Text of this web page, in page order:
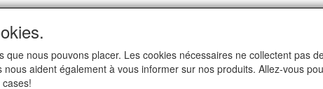
nous pouvons placer. Les cookies nécessaires ne collectent pas
aident également à vous informer sur nos produits. Allez-vous